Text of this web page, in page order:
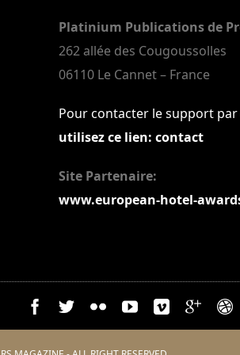
Platinium Publications de
262 allée des Cougoussolles
06110 Le Cannet – France
Pour contacter le support par
utilisez ce lien: contact
Site Partenaire:
www.european-hotel-